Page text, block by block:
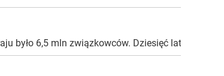
było 6,5 mln związkowców. Dziesięć lat